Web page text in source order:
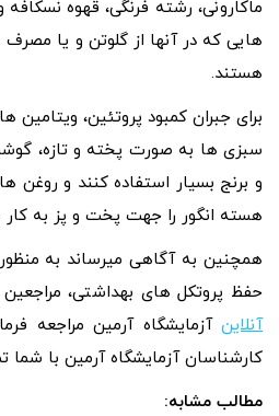
ماکارونی، رشته فرنگی، قهوه
هایی که در آنها از گلوتن و یا
هستند.
برای جبران کمبود پروتئین، ویتامین
سبزی ها به صورت پخته و تازه،
و برنج بسیار استفاده کنند و روغن
هسته انگور را جهت پخت و پز به کار
همچنین به آگاهی میرساند به
حفظ پروتکل های بهداشتی، مراجعین
آنلاین آزمایشگاه آرمین مراجعه
کارشناسان آزمایشگاه آرمین با شما
مطالب مشابه: